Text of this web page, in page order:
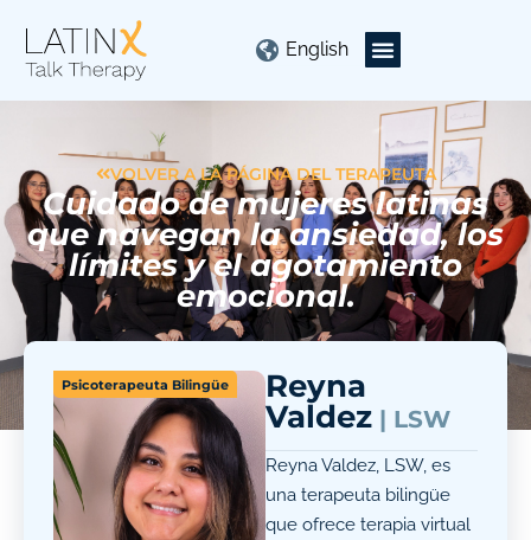
English
VOLVER A LA PÁGINA DEL TERAPEUTA
Cuidado de mujeres latinas
que navegan la ansiedad, los
límites y el agotamiento
emocional.
Psicoterapeuta Bilingüe
Reyna
Valdez | LSW
Reyna Valdez, LSW, es
una terapeuta bilingüe
que ofrece terapia virtual